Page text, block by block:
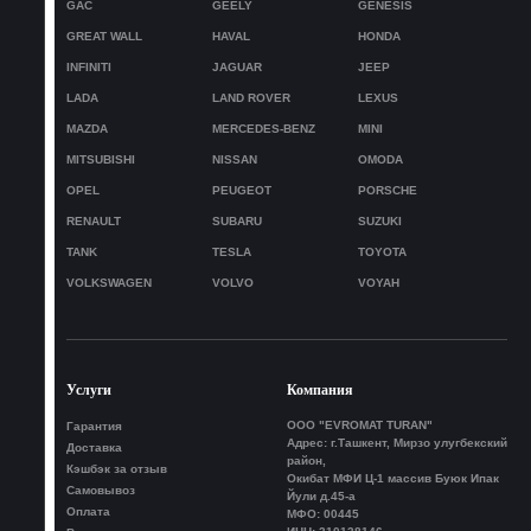
GAC GEELY GENESIS
GREAT WALL HAVAL HONDA
INFINITI JAGUAR JEEP
LADA LAND ROVER LEXUS
MAZDA MERCEDES-BENZ MINI
MITSUBISHI NISSAN OMODA
OPEL PEUGEOT PORSCHE
RENAULT SUBARU SUZUKI
TANK TESLA TOYOTA
VOLKSWAGEN VOLVO VOYAH
Услуги
Гарантия
Доставка
Кэшбэк за отзыв
Самовывоз
Оплата
Компания
ООО "EVROMAT TURAN"
Адрес: г.Ташкент, Мирзо улугбекский
район,
Окибат МФИ Ц-1 массив Буюк Ипак
Йули д.45-а
МФО: 00445